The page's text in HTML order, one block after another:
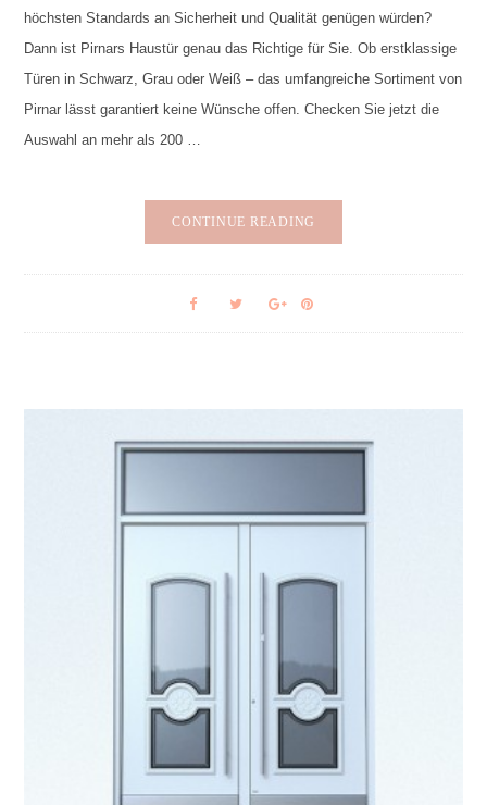
höchsten Standards an Sicherheit und Qualität genügen würden?
Dann ist Pirnars Haustür genau das Richtige für Sie. Ob erstklassige
Türen in Schwarz, Grau oder Weiß – das umfangreiche Sortiment von
Pirnar lässt garantiert keine Wünsche offen. Checken Sie jetzt die
Auswahl an mehr als 200 …
CONTINUE READING